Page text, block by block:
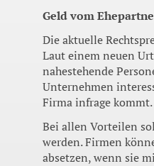
Geld vom
Die aktuelle
Laut einem neuen
nahestehende
Unter­nehmen
Firma infrage kommt.
Bei allen Vorteilen
werden. Firmen
absetzen, wenn sie